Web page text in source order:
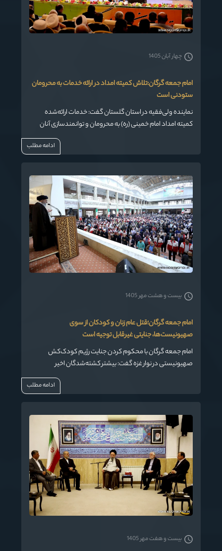
امام جمعه گرگان:تلاش کمیته امداد در ارائه خدمات به محرومان
ستودنی است
نماینده ولی‌فقیه در استان گلستان گفت: خدمات ارائه‌شده
کمیته امداد امام خمینی (ره) به محرومان و توانمندسازی آنان
چهار آبان 1405
ادامه مطلب
امام جمعه گرگان؛قتل عام زنان و کودکان از سوی
صهیونیست‌ها، جنایتی غیرقابل توجیه است
امام جمعه گرگان با محکوم‌ کردن جنایت رژیم کودک‌کش
صهیونیستی در نوار غزه گفت: بیشتر کشته‌شدگان اخیر
فلسطینی، زنان و کودکان بودند این جنایت در هیچ منطقه و
بیست و هشت مهر 1405
ادامه مطلب
بیست و هفت مهر 1405